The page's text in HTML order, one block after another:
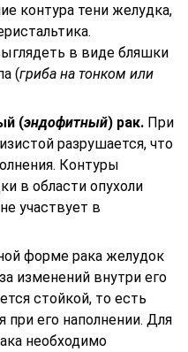
контура тени желудка,
в виде бляшки
(гриба на тонком или
(эндофитный) рак. При
разрушается, что
Контуры
в области опухоли
участвует в
форме рака желудок
изменений внутри его
стойкой, то есть
при его наполнении. Для
необходимо